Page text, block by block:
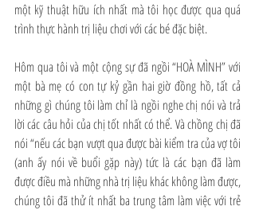
một kỹ thuật hữu ích nhất mà tôi học được qua quá
trình thực hành trị liệu chơi với các bé đặc biệt.
Hôm qua tôi và một cộng sự đã ngồi “HOÀ MÌNH” với
một bà mẹ có con tự kỷ gần hai giờ đồng hồ, tất cả
những gì chúng tôi làm chỉ là ngồi nghe chị nói và trả
lời các câu hỏi của chị tốt nhất có thể. Và chồng chị đã
nói “nếu các bạn vượt qua được bài kiểm tra của vợ tôi
(anh ấy nói về buổi gặp này) tức là các bạn đã làm
được điều mà những nhà trị liệu khác không làm được,
chúng tôi đã thử ít nhất ba trung tâm làm việc với trẻ